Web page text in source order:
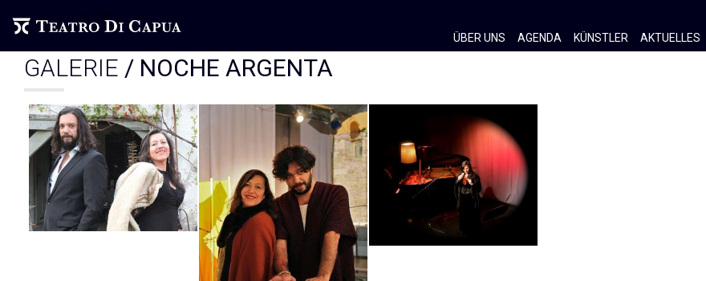
ÜBER UNS AGENDA KÜNSTLER AKTUELLES
GALERIE / NOCHE ARGENTA